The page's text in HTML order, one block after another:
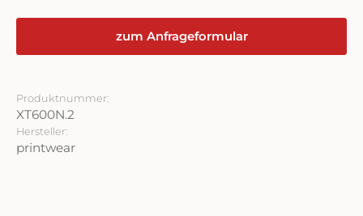
zum Anfrageformular
Produktnummer:
XT600N.2
Hersteller:
printwear